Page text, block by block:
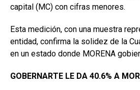
capital (MC) con cifras menores.
Esta medición, con una muestra
entidad, confirma la solidez de la
en un estado donde MORENA
GOBERNARTE LE DA 40.6% A